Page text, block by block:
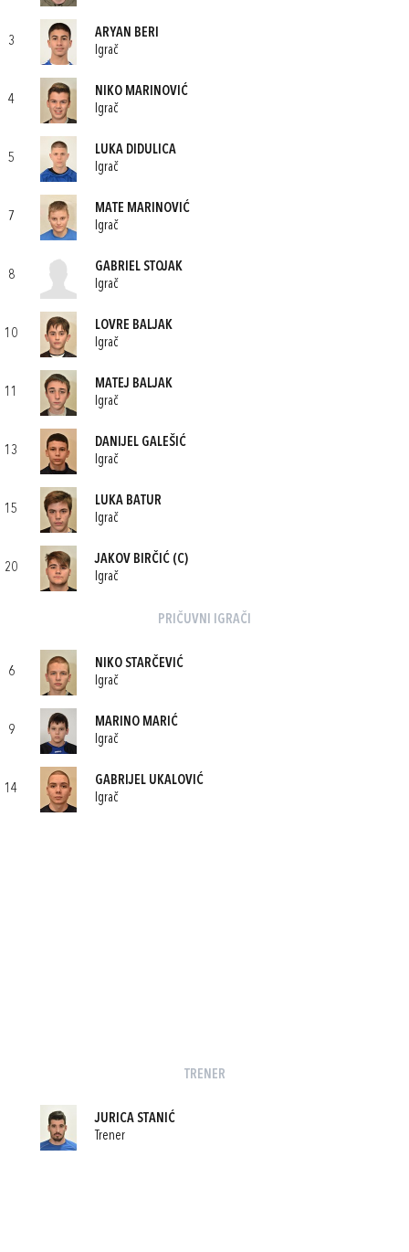
3
ARYAN BERI
Igrač
4
NIKO MARINOVIĆ
Igrač
5
LUKA DIDULICA
Igrač
7
MATE MARINOVIĆ
Igrač
8
GABRIEL STOJAK
Igrač
10
LOVRE BALJAK
Igrač
11
MATEJ BALJAK
Igrač
13
DANIJEL GALEŠIĆ
Igrač
15
LUKA BATUR
Igrač
20
JAKOV BIRČIĆ (C)
Igrač
PRIČUVNI IGRAČI
6
NIKO STARČEVIĆ
Igrač
9
MARINO MARIĆ
Igrač
14
GABRIJEL UKALOVIĆ
Igrač
TRENER
JURICA STANIĆ
Trener